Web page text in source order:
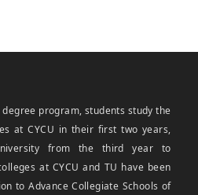
degree program, students study the
at CYCU in their first two years,
from the third year to
at CYCU and TU have been
to Advance Collegiate Schools of